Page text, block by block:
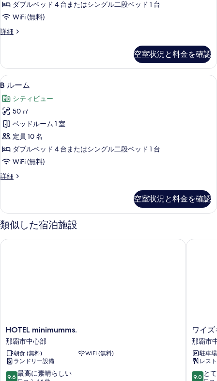
込
み
条
べ
て
の
真
を
表
示
す
る
ダブルベッド 4 台またはシングル二段ベッド 1 台
WiFi (無料)
詳細
A
の
詳
細
空室状況と料金を確認
B
ル
ー
ム
の
す
べ
て
の
真
を
表
示
B ルーム | 低反発ベッド、デスク、
10
B ルーム
シティビュー
50 ㎡
ベッドルーム 1 室
定員 10 名
ダブルベッド 4 台またはシングル二段ベッド 1 台
WiFi (無料)
詳細
B
の
詳
細
空室状況と料金を確認
類似した宿泊施設
HOTEL
minimumms.
那
覇
市
中
HOTEL minimumms.
那覇市中心部
朝食 (無料)
WiFi (無料)
ランドリー設備
10
9.6 最高に素晴らしい
HOTEL minimumms.
ワ
イ
ズ
キ
ャ
ビ
ワイ
那覇市
駐車
レス
10
9.0 と
ワイズ